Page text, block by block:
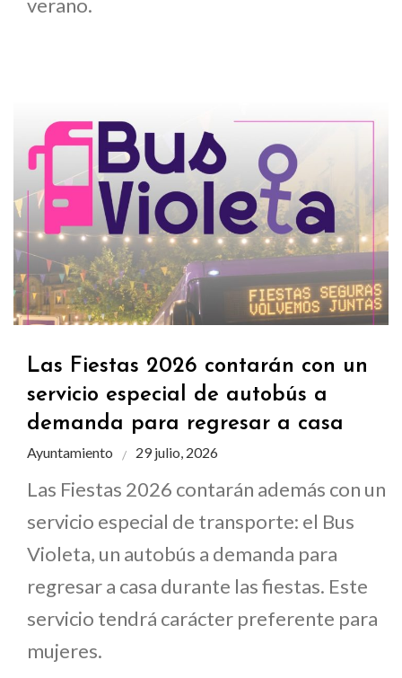
verano.
Las Fiestas 2026 contarán con un
servicio especial de autobús a
demanda para regresar a casa
Ayuntamiento 29 julio, 2026
Las Fiestas 2026 contarán además con un
servicio especial de transporte: el Bus
Violeta, un autobús a demanda para
regresar a casa durante las fiestas. Este
servicio tendrá carácter preferente para
mujeres.